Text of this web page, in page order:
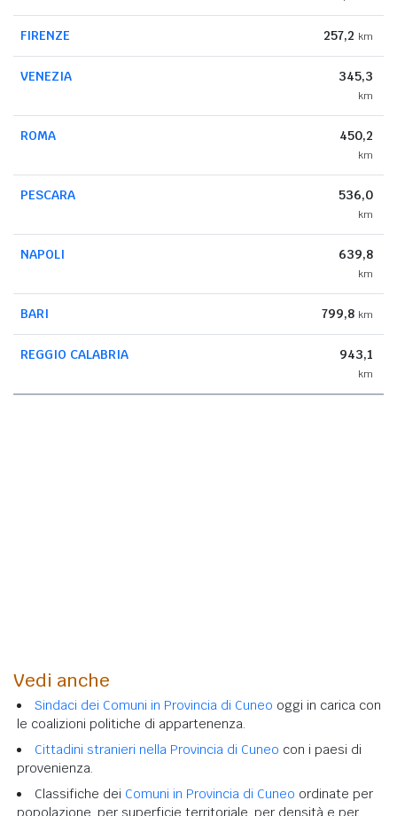
FIRENZE 257,2 km
VENEZIA 345,3
km
ROMA 450,2
km
PESCARA 536,0
km
NAPOLI 639,8
km
BARI 799,8 km
REGGIO CALABRIA 943,1
km
Vedi anche
Sindaci dei Comuni in Provincia di Cuneo oggi in carica con
le coalizioni politiche di appartenenza.
Cittadini stranieri nella Provincia di Cuneo con i paesi di
provenienza.
Classifiche dei Comuni in Provincia di Cuneo ordinate per
popolazione, per superficie territoriale, per densità e per